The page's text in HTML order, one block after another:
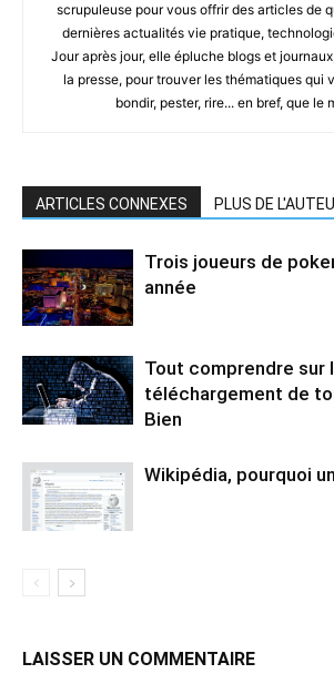
scrupuleuse pour vous offrir des articles de
dernières actualités vie pratique,
Jour après jour, elle épluche blogs et
la presse, pour trouver les thématiques qui
bondir, pester, rire... en bref, que le
ARTICLES CONNEXES PLUS DE
Trois joueurs de
année
Tout comprendre sur
téléchargement de
Bien
Wikipédia, pourquoi
LAISSER UN COMMENTAIRE